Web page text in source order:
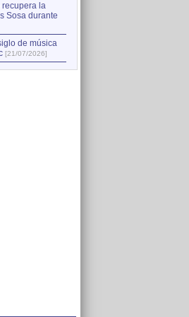
la
Sosa durante
de música
[21/07/2026]